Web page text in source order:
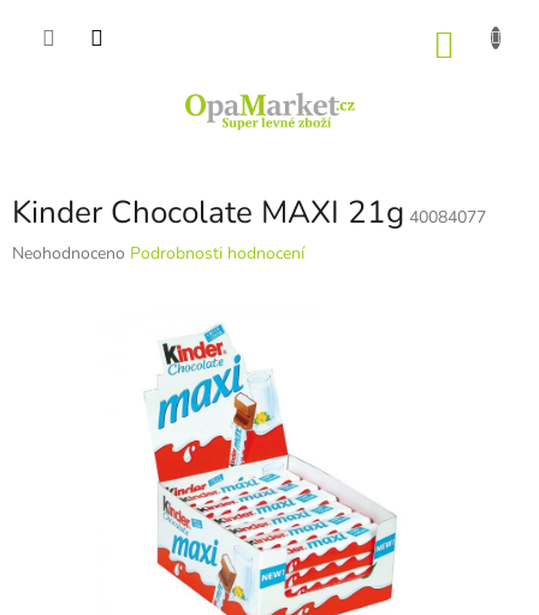
Kinder Chocolate MAXI 21g 40084077
Průměrné
Neohodnoceno Podrobnosti hodnocení